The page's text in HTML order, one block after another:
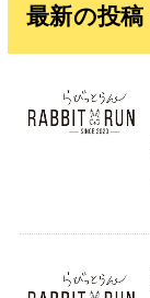
最新の投稿